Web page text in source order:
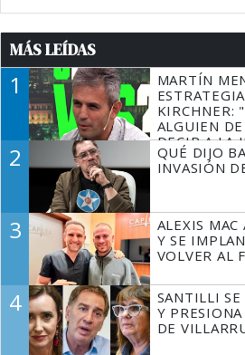
MÁS LEÍDAS
1
MARTÍN
KIRCHNER:
ALGUIEN
DECIR A LA
TIENE QUE
2
QUÉ DIJO
INVASIÓN
3
ALEXIS
Y SE
VOLVER AL
4
SANTILLI
Y
DE